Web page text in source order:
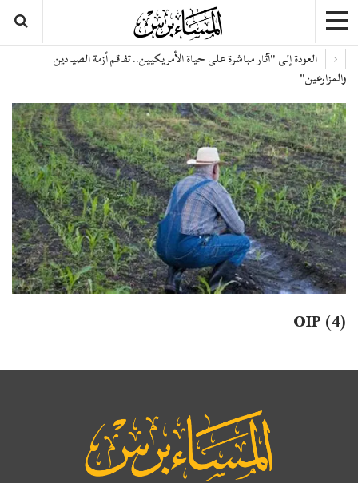
العودة إلى "آثار مباشرة على حياة الأمريكيين.. تفاقم أزمة الصيادين
والمزارعين"
OIP (4)